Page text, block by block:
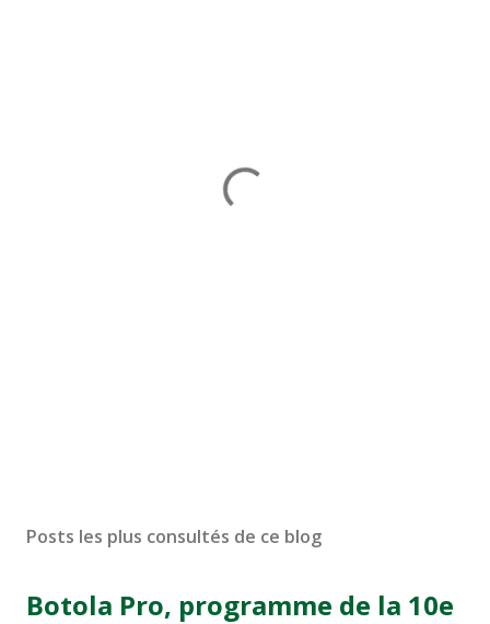
Posts les plus consultés de ce blog
Botola Pro, programme de la 10e